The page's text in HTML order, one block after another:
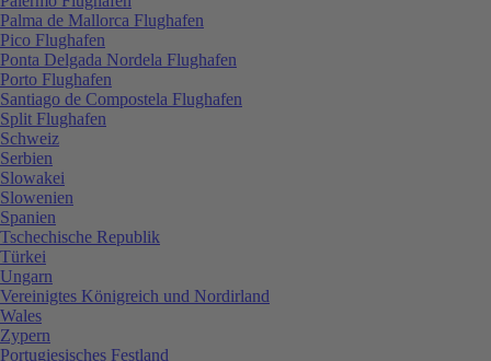
Palma de Mallorca Flughafen
Pico Flughafen
Ponta Delgada Nordela Flughafen
Porto Flughafen
Santiago de Compostela Flughafen
Split Flughafen
Schweiz
Serbien
Slowakei
Slowenien
Spanien
Tschechische Republik
Türkei
Ungarn
Vereinigtes Königreich und Nordirland
Wales
Zypern
Portugiesisches Festland